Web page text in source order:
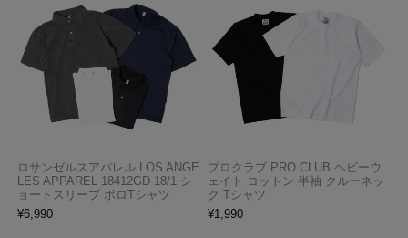
ロサンゼルスアパレル LOS ANGE
LES APPAREL 18412GD 18/1 シ
ョートスリーブ ポロTシャツ
¥6,990
プロクラブ PRO CLUB ヘビーウ
ェイト コットン 半袖 クルーネッ
ク Tシャツ
¥1,990